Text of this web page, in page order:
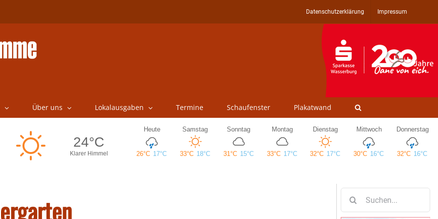
Datenschutzerklärung Impressum
Über uns Lokalausgaben Termine Schaufenster Plakatwand
nach: